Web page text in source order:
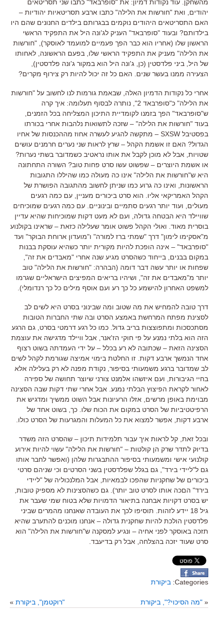
מהשחקן עוד נקודות דמיון: את "סופרבאד" כתבו שני תסריטאים
יהודים
ואת "חורשות את הלילה" כתבו ארבע תסריטאיות יהודיות –
האם התסריטאים היהודים נוקמים בבגרותם בילדים החנונים שהם היו
בילדותם? ובעוד "סופרבאד" העניק לג'ונה היל את התפקיד הראשי
הראשון שלו (אחריו הוא כבר הפך פעמיים למועמד לאוסקר), "חורשות
את הלילה" מעניק את התפקיד הראשי שלו בפעם הראשונה לאחותו
של היל ביני פלדסטין (כן ג'ונה היל הוא במקור ג'ונה פלדסטין),
הצעירה ממנו בעשר שנים
האם כל זה יכול להיות רק צירוף מקרים?
אחרי כל נקודות הדמיון האלה שבאמת גורמות לנו לחשוב על "חורשות
את הלילה" כ"סופרבאד 2
", נותרה לבסוף תעלומה: איך קרה
ש"סופרבאד" הפך בזמנו לקומדיית התיכון המצליחה בכל הזמנים
בעוד "חורשות את הלילה" – שזכה לתשואות נלהבות אחרי בכורתו
בפסטיבל SXSW
– מתקשה להגיע לעשרה אחוז מההכנסות של אחיו
הגדול? האם זו אשמת הקהל – שרץ לראות שני נערים חרמנים עושים
שטויות אבל לא מוכן לקבל את אותו נראטיב כשמדובר בשתי נערות?
או אשמת היוצרים – שפשוט עשו סרט פחות טוב? השורה התחתונה
היא ש"חורשות את הלילה" אינו כה מעולה כמו שהיללו התגובות
הראשונות ואינו כה גרוע כמו שניתן לחשוב מהתגובה הפושרת של
הקהל האמריקאי אליו
הוא סרט ביכורים מעניין עם כמה רגעים
מעולים
ועוד יותר רגעים סתמיים ובינוניים עם כמה רגעים שמוכיחים
שוויילד היא הבטחה גדולה
ועם לא מעט דקות שמוכיחות שהיא עדיין
בוסרית מאוד ואולי הקהל פשוט אומר שעלילה כזאת – שראינו בקולנוע
מ"אסקימו לימון" דרך "שמתי ברז למורה" ו"מועדון ארוחת הבוקר" ועד
"סופרבאד" – אינה הופכת להיות מקורית יותר כשהיא עוסקת בבנות
במקום בבנים בייחוד כשהסרט מגיע שנה אחרי "מאבדים את זה",
שפחות או יותר עשה דבר דומה (הבהרה: "חורשות את הלילה" טוב
יותר מ"מאבדים את זה", ושיהיו בריאים המפיצים הישראליים שגרמו
למשפט האחרון להישמע כל כך רע ועם אוסף מילים כל כך רנדומלי).
דרך טובה להמחיש את מה שטוב ומה שבינוני בסרט היא לשים לב
לסצינת מפתח המרחשת באמצע הסרט ובה שתי החברות הטובות
מסתכסכות ומתפוצצות בריב גדול כמו כל רגע דרמטי בסרט גם הרגע
הזה הוא בלתי נמנע על פי חוקי הז'אנר אבל וויילד מדגישה את עוצמת
הסצינה הזאת – שכתובה לא רע בכלל – על ידי העמדתה בשוט רצוף
אחד הנמשך ארבע דקות זו החלטת בימוי אמיצה שגורמת לקהל לשים
לב שמדובר ברגע משמעותי בסיפור נקודת מפנה לא רק בעלילה אלא
בחיי הגיבורות, ועם איזשהו אלמנט צורני שיוצר תחושה של ספירה
לאחור לקראת הפיצוץ הבלתי נמנע אבל אחרי שתי דקות שבה הסצינה
מבוימת באופן מרשים
אזלו הרעיונות אבל השוט ממשיך ומדגיש את
הרפיטטיביות של הסרט במקום את הכוח שלו כך בשוט אחד של
ארבע דקות אפשר למצוא את כל המעלות והמגרעות של הסרט כולו
ובכל זאת קל לראות איך עבור תלמידות תיכון – שהסרט הזה משדר
בדיוק לתדר שרק הן קולטות – "חורשות את הלילה" עשוי להיות אירוע
קולנועי אישי ומשמעותי בסיפור ההתבגרות שלהן (ואפשר לחבר אותו
גם ל"ליידי בירד", גם בגלל שפלדסטין בשני הסרטים וכי שניהם סרטי
ביכורים של שחקניות שהפכו לבמאיות, אבל המלנכוליה של "ליידי
בירד" הםכה אותו לסרט טוב יותר) גם כשהסצינות לא מספיק טובות
יש בסרט דקויות אבחנה בתיאור הדמויות שלא בטוח שמי שעבר את
גיל 18 יידע לזהות תוסיפו לכך את העובדה שאנחנו מהמרים שביני
פלדסטין הולכת להיות שחקנית גדולה – אנחנו מוכנים להתערב שהיא
תזכה באוסקר לפני אחיה – ונגיע למסקנה ש"חורשות את הלילה" הוא
סרט שעוד יזכה בהצלחה
אבל רק בדיעבד
Categories: ביקורת
« "מה הסיכוי?", ביקורת "רוקטמן", ביקורת »